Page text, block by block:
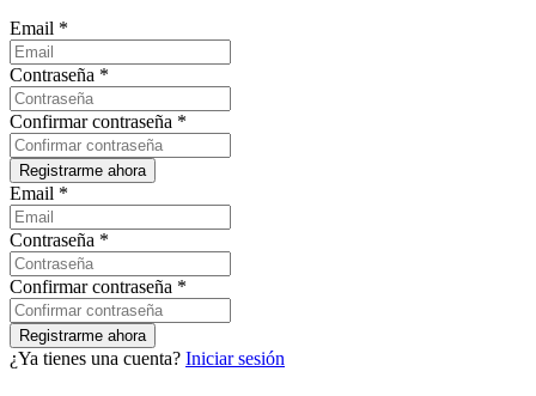
Email *
Contraseña *
Confirmar contraseña *
Email *
Contraseña *
Confirmar contraseña *
¿Ya tienes una cuenta? Iniciar sesión